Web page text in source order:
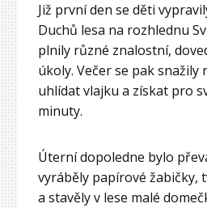
Již první den se děti
Duchů lesa na rozhlednu
plnily různé znalostní,
úkoly. Večer se pak snažily
uhlídat vlajku a získat pro
minuty.
Úterní dopoledne bylo
vyráběly papírové žabičky,
a stavěly v lese malé